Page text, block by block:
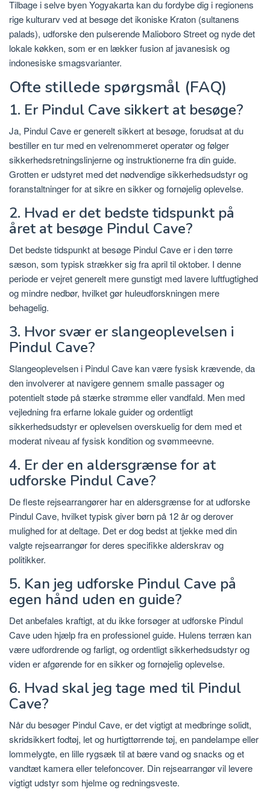
Tilbage i selve byen Yogyakarta kan du fordybe dig i regionens
rige kulturarv ved at besøge det ikoniske Kraton (sultanens
palads), udforske den pulserende Malioboro Street og nyde det
lokale køkken, som er en lækker fusion af javanesisk og
indonesiske smagsvarianter.
Ofte stillede spørgsmål (FAQ)
1. Er Pindul Cave sikkert at besøge?
Ja, Pindul Cave er generelt sikkert at besøge, forudsat at du
bestiller en tur med en velrenommeret operatør og følger
sikkerhedsretningslinjerne og instruktionerne fra din guide.
Grotten er udstyret med det nødvendige sikkerhedsudstyr og
foranstaltninger for at sikre en sikker og fornøjelig oplevelse.
2. Hvad er det bedste tidspunkt på
året at besøge Pindul Cave?
Det bedste tidspunkt at besøge Pindul Cave er i den tørre
sæson, som typisk strækker sig fra april til oktober. I denne
periode er vejret generelt mere gunstigt med lavere luftfugtighed
og mindre nedbør, hvilket gør huleudforskningen mere
behagelig.
3. Hvor svær er slangeoplevelsen i
Pindul Cave?
Slangeoplevelsen i Pindul Cave kan være fysisk krævende, da
den involverer at navigere gennem smalle passager og
potentielt støde på stærke strømme eller vandfald. Men med
vejledning fra erfarne lokale guider og ordentligt
sikkerhedsudstyr er oplevelsen overskuelig for dem med et
moderat niveau af fysisk kondition og svømmeevne.
4. Er der en aldersgrænse for at
udforske Pindul Cave?
De fleste rejsearrangører har en aldersgrænse for at udforske
Pindul Cave, hvilket typisk giver børn på 12 år og derover
mulighed for at deltage. Det er dog bedst at tjekke med din
valgte rejsearrangør for deres specifikke alderskrav og
politikker.
5. Kan jeg udforske Pindul Cave på
egen hånd uden en guide?
Det anbefales kraftigt, at du ikke forsøger at udforske Pindul
Cave uden hjælp fra en professionel guide. Hulens terræn kan
være udfordrende og farligt, og ordentligt sikkerhedsudstyr og
viden er afgørende for en sikker og fornøjelig oplevelse.
6. Hvad skal jeg tage med til Pindul
Cave?
Når du besøger Pindul Cave, er det vigtigt at medbringe solidt,
skridsikkert fodtøj, let og hurtigttørrende tøj, en pandelampe eller
lommelygte, en lille rygsæk til at bære vand og snacks og et
vandtæt kamera eller telefoncover. Din rejsearrangør vil levere
vigtigt udstyr som hjelme og redningsveste.